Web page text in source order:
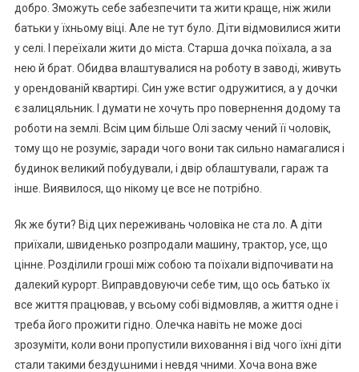
добро. Зможуть себе забезпечити та жити краще, ніж жили
батьки у їхньому віці. Але не тут було. Діти відмовилися жити
у селі. І переїхали жити до міста. Старша дочка поїхала, а за
нею й брат. Обидва влаштувалися на роботу в заводі, живуть
у орендованій квартирі. Син уже встиг одружитися, а у дочки
є залицяльник. І думати не хочуть про повернення додому та
роботи на землі. Всім цим більше Олі засму чений її чоловік,
тому що не розуміє, заради чого вони так сильно намагалися і
будинок великий побудували, і двір облаштували, гараж та
інше. Виявилося, що нікому це все не потрібно.
Як же бути? Від цих nереживань чоловіка не ста ло. А діти
приїхали, швиденько розпродали машину, трактор, усе, що
цінне. Розділили гроші між собою та поїхали відпочивати на
далекий курорт. Виправдовуючи себе тим, що ось батько їх
все життя працював, у всьому собі відмовляв, а життя одне і
треба його прожити гідно. Олечка навіть не може досі
зрозуміти, коли вони пропустили виховання і від чого їхні діти
стали такими бездуաними і невдя чними. Хоча вона вже